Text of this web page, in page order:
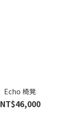
Echo 椅凳
NT$46,000